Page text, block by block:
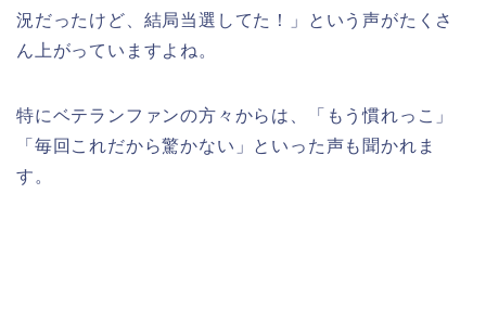
況だったけど、結局当選してた！」という声がたくさ
ん上がっていますよね。
特にベテランファンの方々からは、「もう慣れっこ」
「毎回これだから驚かない」といった声も聞かれま
す。